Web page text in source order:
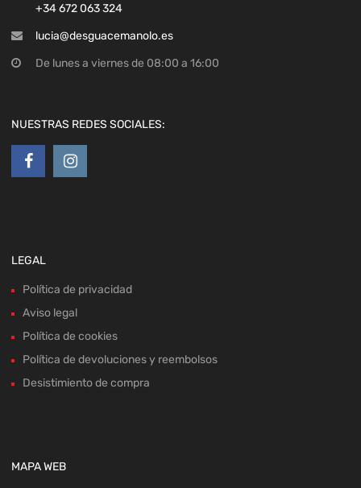
+34 672 063 324
lucia@desguacemanolo.es
De lunes a viernes de 08:00 a 16:00
NUESTRAS REDES SOCIALES:
LEGAL
Política de privacidad
Aviso legal
Política de cookies
Política de devoluciones y reembolsos
Desistimiento de compra
MAPA WEB